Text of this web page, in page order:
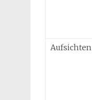
Aufsichten